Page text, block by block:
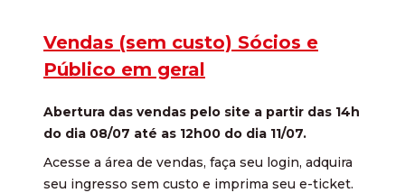
Vendas (sem custo) Sócios e
Público em geral
Abertura das vendas pelo site a partir das 14h
do dia 08/07 até as 12h00 do dia 11/07.
Acesse a área de vendas, faça seu login, adquira
seu ingresso sem custo e imprima seu e-ticket.